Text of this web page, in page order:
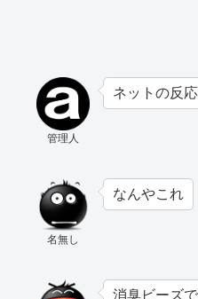
管理人
ネットの反応
名無し
なんやこれ
消臭ビーズ